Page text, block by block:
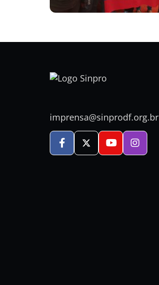
imprensa@sinprodf.org.br